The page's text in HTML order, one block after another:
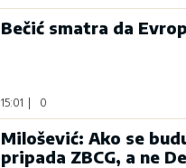
Bečić smatra da
15:01 0
Milošević: Ako se
pripada ZBCG, a ne